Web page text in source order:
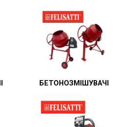
БЕТОНОЗМІШУВАЧІ